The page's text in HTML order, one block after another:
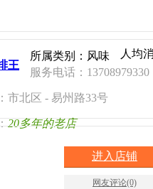
王
所属类别：风味 人均
服务电话：13708979330
市北区 - 易州路33号
20多年的老店
进入店铺
网友评论(0)